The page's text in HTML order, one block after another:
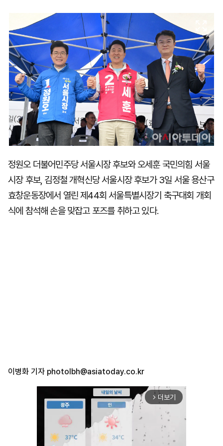
마
켓
파
워
운
세
학
문
골
프
정원오 더불어민주당 서울시장 후보와 오세훈 국민의힘 서울
시장 후보, 김정철 개혁신당 서울시장 후보가 3일 서울 용산구
효창운동장에서 열린 제44회 서울특별시장기 축구대회 개회
식에 참석해 손을 맞잡고 포즈를 취하고 있다.
이병화 기자 photolbh@asiatoday.co.kr
arrow_forward_ios 더보기